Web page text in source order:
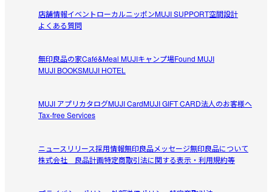
店舗情報イベントローカルニッポンMUJI SUPPORT空間設計
よくある質問
無印良品の家Café&Meal MUJIキャンプ場Found MUJI
MUJI BOOKSMUJI HOTEL
MUJI アプリカタログMUJI CardMUJI GIFT CARD法人のお客様へ
Tax-free Services
ニュースリリース採用情報無印良品メッセージ無印良品について
株式会社 良品計画特定商取引法に関する表示・利用規約等